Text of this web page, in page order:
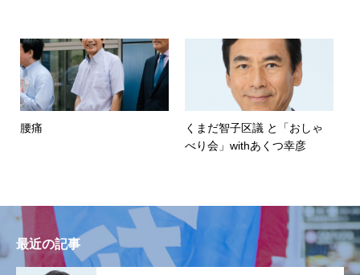
腰痛
くまだ智子区議 と「おしゃ
べり会」withあくつ幸彦
最近の記事